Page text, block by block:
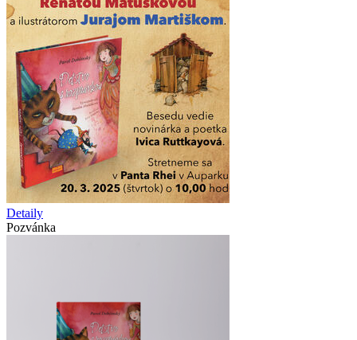
Detaily
Pozvánka